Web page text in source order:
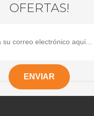
OFERTAS!